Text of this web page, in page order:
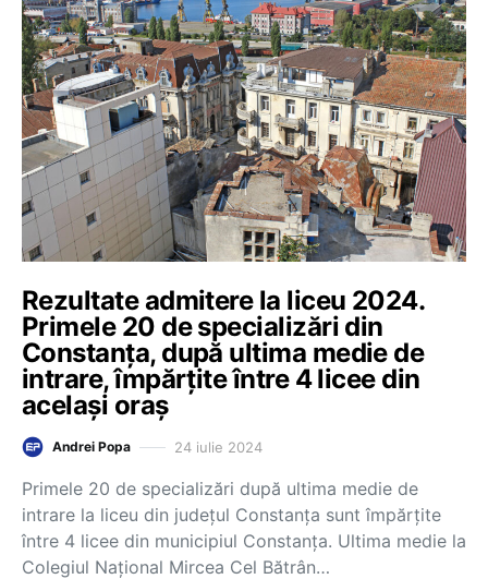
Rezultate admitere la liceu 2024.
Primele 20 de specializări din
Constanța, după ultima medie de
intrare, împărțite între 4 licee din
același oraș
Andrei Popa 24 iulie 2024
Primele 20 de specializări după ultima medie de
intrare la liceu din județul Constanța sunt împărțite
între 4 licee din municipiul Constanța. Ultima medie la
Colegiul Național Mircea Cel Bătrân…